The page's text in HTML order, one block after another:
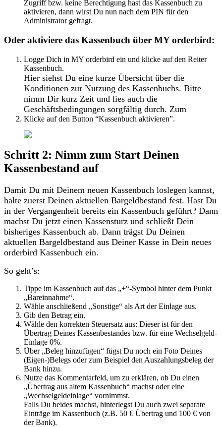
Zugriff bzw. keine Berechtigung hast das Kassenbuch zu
aktivieren, dann wirst Du nun nach dem PIN für den
Administrator gefragt.
Oder aktiviere das Kassenbuch über MY orderbird:
Logge Dich in MY orderbird ein und klicke auf den Reiter
Kassenbuch.
Hier siehst Du eine kurze Übersicht über die
Konditionen zur Nutzung des Kassenbuchs. Bitte
nimm Dir kurz Zeit und lies auch die
Geschäftsbedingungen sorgfältig durch. Zum
Klicke auf den Button “Kassenbuch aktivieren”.
Schritt 2: Nimm zum Start Deinen
Kassenbestand auf
Damit Du mit Deinem neuen Kassenbuch loslegen kannst,
halte zuerst Deinen aktuellen Bargeldbestand fest. Hast Du
in der Vergangenheit bereits ein Kassenbuch geführt? Dann
machst Du jetzt einen Kassensturz und schließt Dein
bisheriges Kassenbuch ab. Dann trägst Du Deinen
aktuellen Bargeldbestand aus Deiner Kasse in Dein neues
orderbird Kassenbuch ein.
So geht’s:
Tippe im Kassenbuch auf das „+“-Symbol hinter dem Punkt
„Bareinnahme“.
Wähle anschließend „Sonstige“ als Art der Einlage aus.
Gib den Betrag ein.
Wähle den korrekten Steuersatz aus: Dieser ist für den
Übertrag Deines Kassenbestandes bzw. für eine Wechselgeld-
Einlage 0%.
Über „Beleg hinzufügen“ fügst Du noch ein Foto Deines
(Eigen-)Belegs oder zum Beispiel den Auszahlungsbeleg der
Bank hinzu.
Nutze das Kommentarfeld, um zu erklären, ob Du einen
„Übertrag aus altem Kassenbuch“ machst oder eine
„Wechselgeldeinlage“ vornimmst.
Falls Du beides machst, hinterlegst Du auch zwei separate
Einträge im Kassenbuch (z.B. 50 € Übertrag und 100 € von
der Bank).